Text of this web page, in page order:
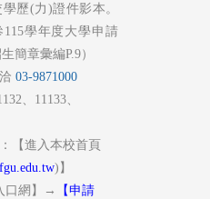
歷(力)證件影本。
115學年度大學申請
簡章彙編P.9）
03-9871000
11133
【進入本校首頁
) 】
口網】 →
【申請